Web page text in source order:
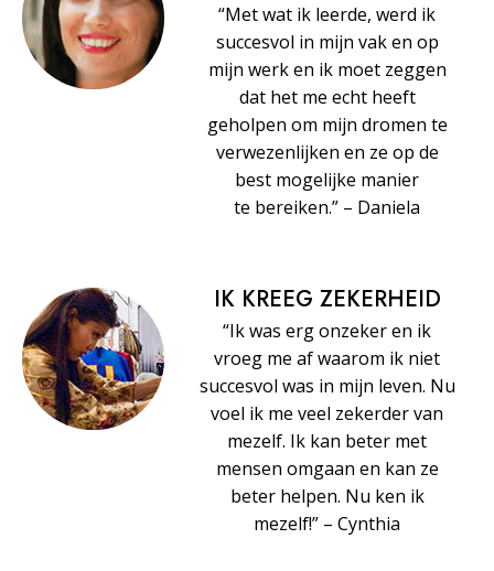
“Met wat ik leerde, werd ik
succesvol in mijn vak en op
mijn werk en ik moet zeggen
dat het me echt heeft
geholpen om mijn dromen te
verwezenlijken en ze op de
best mogelijke manier
te bereiken.” – Daniela
IK KREEG ZEKERHEID
“Ik was erg onzeker en ik
vroeg me af waarom ik niet
succesvol was in mijn leven. Nu
voel ik me veel zekerder van
mezelf. Ik kan beter met
mensen omgaan en kan ze
beter helpen. Nu ken ik
mezelf!” – Cynthia